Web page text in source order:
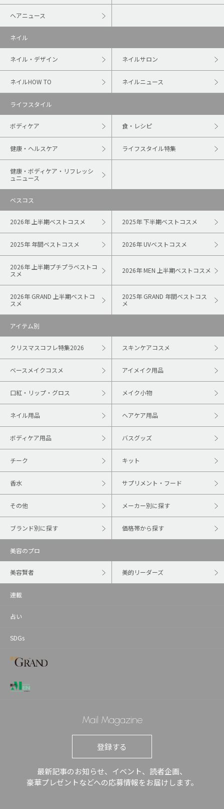
ヘアニュース
ネイル
ネイル・デザイン ネイルサロン
ネイルHOW TO ネイルニュース
ライフスタイル
ボディケア 食・レシピ
健康・ヘルスケア ライフスタイル特集
健康・ボディケア・リフレッシ
ュニュース
ベスコス
2026年 上半期ベストコスメ 2025年 下半期ベストコスメ
2025年 年間ベストコスメ 2026年 UVベストコスメ
2026年 上半期プチプラベストコ
スメ
2026年 MEN 上半期ベストコスメ
2026年 GRAND 上半期ベストコ
スメ
2025年 GRAND 年間ベストコス
メ
アイテム別
クリスマスコフレ特集2026 スキンケアコスメ
ベースメイクコスメ アイメイク用品
口紅・リップ・グロス メイク小物
ネイル用品 ヘアケア用品
ボディケア用品 バスグッズ
チーク キット
香水 サプリメント・フード
その他 メーカー別に探す
ブランド別に探す 価格帯から探す
美容のプロ
美容賢者 美的リーダーズ
連載
占い
SDGs
Mail Magazine
登録する
最新記事のお知らせ、イベント、読者企画、
豪華プレゼントなどへの応募情報をお届けします。